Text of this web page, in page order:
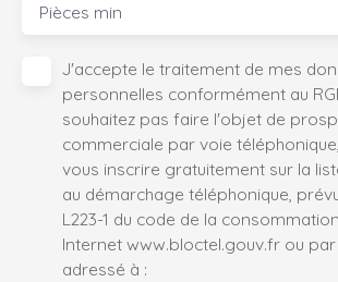
Pièces min
J'accepte le traitement de mes
personnelles conformément au
souhaitez pas faire l'objet de
commerciale par voie
vous inscrire gratuitement sur la
au démarchage téléphonique,
L223-1 du code de la
Internet www.bloctel.gouv.fr ou
adressé à :